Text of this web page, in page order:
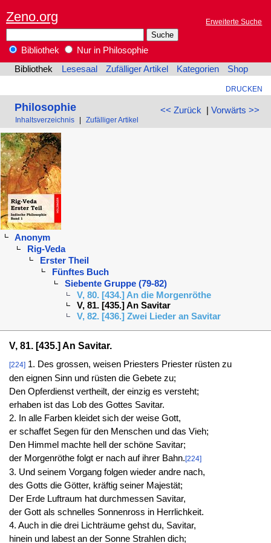
Zeno.org Erweiterte Suche
Bibliothek
Nur in Philosophie
Bibliothek
Lesesaal Zufälliger Artikel Kategorien Shop
DRUCKEN
<< Zurück | Vorwärts >>
Philosophie
Inhaltsverzeichnis Zufälliger Artikel
Anonym
Rig-Veda
Erster Theil
Fünftes Buch
Siebente Gruppe (79-82)
V, 80. [434.] An die Morgenröthe
V, 81. [435.] An Savitar
V, 82. [436.] Zwei Lieder an Savitar
V, 81. [435.] An Savitar.
[224]1. Des grossen, weisen Priesters Priester rüsten zu
den eignen Sinn und rüsten die Gebete zu;
Den Opferdienst vertheilt, der einzig es versteht;
erhaben ist das Lob des Gottes Savitar.
2. In alle Farben kleidet sich der weise Gott,
er schaffet Segen für den Menschen und das Vieh;
Den Himmel machte hell der schöne Savitar;
der Morgenröthe folgt er nach auf ihrer Bahn.[224]
3. Und seinem Vorgang folgen wieder andre nach,
des Gotts die Götter, kräftig seiner Majestät;
Der Erde Luftraum hat durchmessen Savitar,
der Gott als schnelles Sonnenross in Herrlichkeit.
4. Auch in die drei Lichträume gehst du, Savitar,
hinein und labest an der Sonne Strahlen dich;